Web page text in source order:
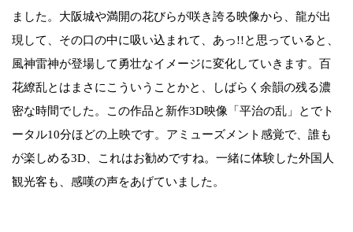
ました。大阪城や満開の花びらが咲き誇る映像から、龍が出
現して、その口の中に吸い込まれて、あっ!!と思っていると、
風神雷神が登場して勇壮なイメージに変化していきます。百
花繚乱とはまさにこういうことかと、しばらく余韻の残る濃
密な時間でした。この作品と新作3D映像「平治の乱」とでト
ータル10分ほどの上映です。アミューズメント感覚で、誰も
が楽しめる3D、これはお勧めですね。一緒に体験した外国人
観光客も、感嘆の声をあげていました。